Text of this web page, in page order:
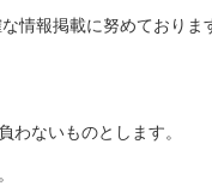
情報掲載に努めておりま
わないものとします。